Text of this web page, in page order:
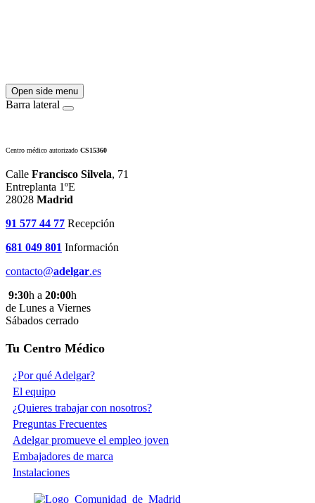
Open side menu
Barra lateral
Centro médico autorizado CS15360
Calle Francisco Silvela, 71
Entreplanta 1ºE
28028 Madrid
91 577 44 77 Recepción
681 049 801 Información
contacto@adelgar.es
9:30h a 20:00h
de Lunes a Viernes
Sábados cerrado
Tu Centro Médico
¿Por qué Adelgar?
El equipo
¿Quieres trabajar con nosotros?
Preguntas Frecuentes
Adelgar promueve el empleo joven
Embajadores de marca
Instalaciones